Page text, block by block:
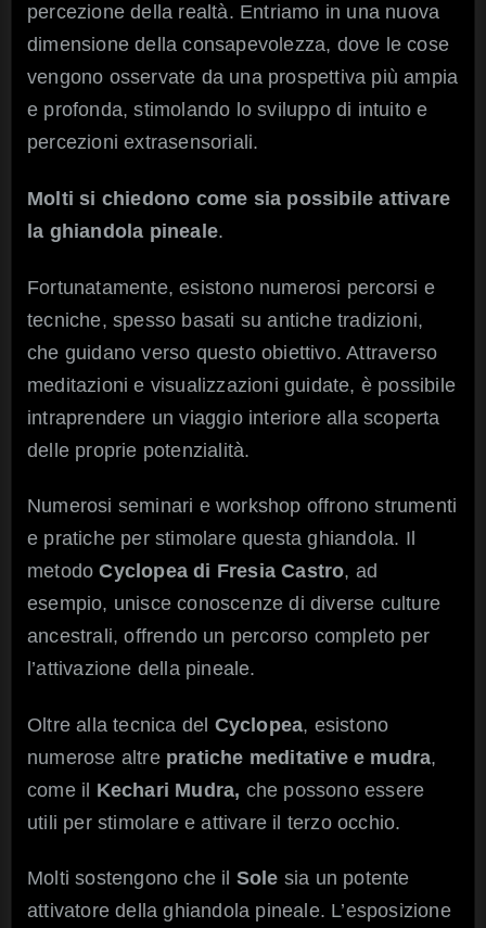
percezione della realtà. Entriamo in una nuova
dimensione della consapevolezza, dove le cose
vengono osservate da una prospettiva più ampia
e profonda, stimolando lo sviluppo di intuito e
percezioni extrasensoriali.
Molti si chiedono come sia possibile attivare
la ghiandola pineale.
Fortunatamente, esistono numerosi percorsi e
tecniche, spesso basati su antiche tradizioni,
che guidano verso questo obiettivo. Attraverso
meditazioni e visualizzazioni guidate, è possibile
intraprendere un viaggio interiore alla scoperta
delle proprie potenzialità.
Numerosi seminari e workshop offrono strumenti
e pratiche per stimolare questa ghiandola. Il
metodoCyclopea di Fresia Castro, ad
esempio, unisce conoscenze di diverse culture
ancestrali, offrendo un percorso completo per
l’attivazione della pineale.
Oltre alla tecnica del Cyclopea, esistono
numerose altre pratiche meditative e mudra,
come il Kechari Mudra, che possono essere
utili per stimolare e attivare il terzo occhio.
Molti sostengono che il Sole sia un potente
attivatore della ghiandola pineale. L’esposizione